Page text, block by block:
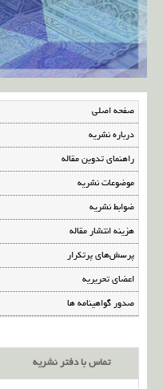
صفحه اصلی
درباره نشریه
راهنمای تدوین مقاله
موضوعات نشریه
ضوابط نشریه
هزینه انتشار مقاله
پرسش‌های پرتکرار
اعضای تحریریه
صدور گواهینامه ها
تماس با دفتر نشریه